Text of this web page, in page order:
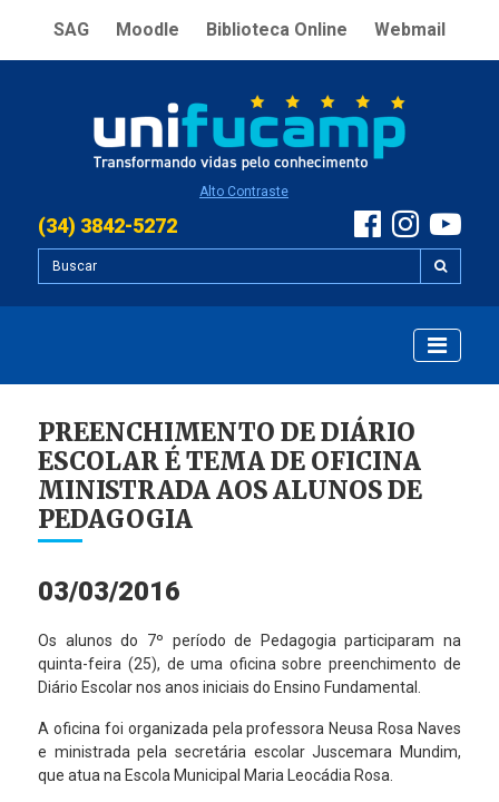
SAG Moodle Biblioteca Online Webmail
Alto Contraste
(34) 3842-5272
PREENCHIMENTO DE DIÁRIO
ESCOLAR É TEMA DE OFICINA
MINISTRADA AOS ALUNOS DE
PEDAGOGIA
03/03/2016
Os alunos do 7º período de Pedagogia participaram na
quinta-feira (25), de uma oficina sobre preenchimento de
Diário Escolar nos anos iniciais do Ensino Fundamental.
A oficina foi organizada pela professora Neusa Rosa Naves
e ministrada pela secretária escolar Juscemara Mundim,
que atua na Escola Municipal Maria Leocádia Rosa.